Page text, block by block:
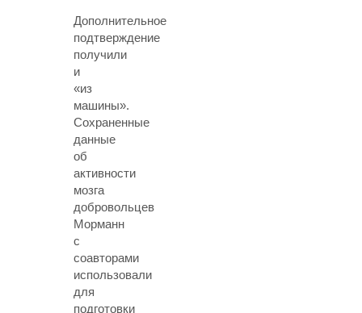
Дополнительное
подтверждение
получили
и
«из
машины».
Сохраненные
данные
об
активности
мозга
добровольцев
Морманн
с
соавторами
использовали
для
подготовки